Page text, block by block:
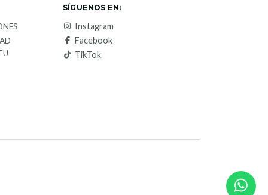
SÍGUENOS EN:
Instagram
Facebook
TikTok